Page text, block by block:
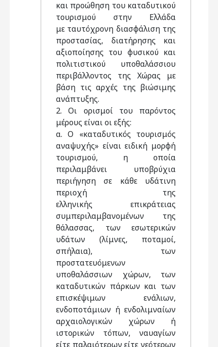
και προώθηση του καταδυτικού
τουρισμού στην Ελλάδα
με ταυτόχρονη διασφάλιση της
προστασίας, διατήρησης και
αξιοποίησης του φυσικού και
πολιτιστικού υποθαλάσσιου
περιβάλλοντος της Χώρας με
βάση τις αρχές της βιώσιμης
ανάπτυξης.
2. Οι ορισμοί του παρόντος
μέρους είναι οι εξής:
α. Ο «καταδυτικός τουρισμός
αναψυχής» είναι ειδική μορφή
τουρισμού, η οποία
περιλαμβάνει υποβρύχια
περιήγηση σε κάθε υδάτινη
περιοχή της
ελληνικής επικράτειας
συμπεριλαμβανομένων της
θάλασσας, των εσωτερικών
υδάτων (λίμνες, ποταμοί,
σπήλαια), των
προστατευόμενων
υποθαλάσσιων χώρων, των
καταδυτικών πάρκων και των
επισκέψιμων ενάλιων,
ενδοποτάμιων ή ενδολιμναίων
αρχαιολογικών χώρων ή
ιστορικών τόπων, ναυαγίων
είτε παλαιότερων είτε νεότερων